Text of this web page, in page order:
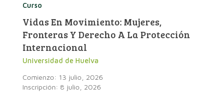
Curso
Vidas En Movimiento: Mujeres,
Fronteras Y Derecho A La Protección
Internacional
Universidad de Huelva
Comienzo: 13 julio, 2026
Inscripción: 8 julio, 2026